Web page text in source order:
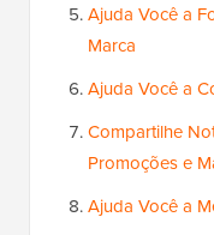
Ajuda Você a
Marca
Ajuda Você a
Compartilhe
Promoções e
Ajuda Você a